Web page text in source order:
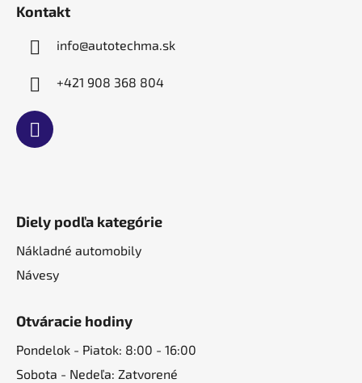
Kontakt
info@autotechma.sk
+421 908 368 804
Diely podľa kategórie
Nákladné automobily
Návesy
Otváracie hodiny
Pondelok - Piatok: 8:00 - 16:00
Sobota - Nedeľa: Zatvorené